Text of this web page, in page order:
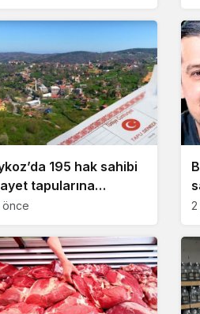
195 hak sahibi
tapularına
önce